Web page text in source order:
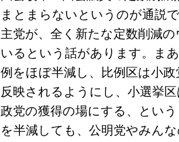
まとまらないというのが通説
主党が、全く新たな定数削減
いるという話があります。ま
例をほぼ半減し、比例区は小
反映されるようにし、小選挙
政党の獲得の場にする、とい
を半減しても、公明党やみん